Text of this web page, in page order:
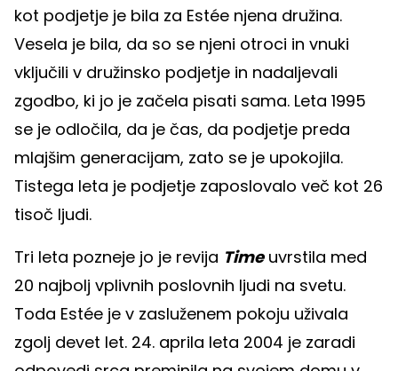
kot podjetje je bila za Estée njena družina.
Vesela je bila, da so se njeni otroci in vnuki
vključili v družinsko podjetje in nadaljevali
zgodbo, ki jo je začela pisati sama. Leta 1995
se je odločila, da je čas, da podjetje preda
mlajšim generacijam, zato se je upokojila.
Tistega leta je podjetje zaposlovalo več kot 26
tisoč ljudi.
Tri leta pozneje jo je revija Timeuvrstila med
20 najbolj vplivnih poslovnih ljudi na svetu.
Toda Estée je v zasluženem pokoju uživala
zgolj devet let. 24. aprila leta 2004 je zaradi